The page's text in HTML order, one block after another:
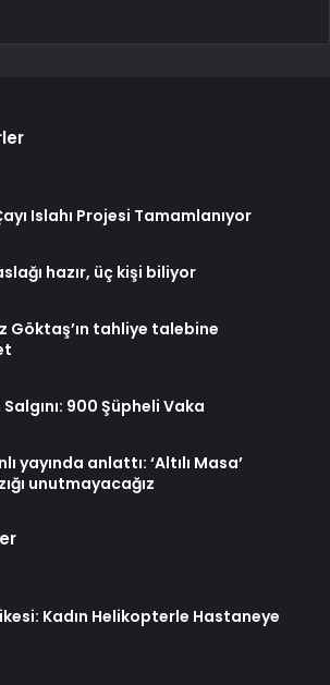
Islahı Projesi Tamamlanıyor
hazır, üç kişi biliyor
Göktaş’ın tahliye talebine
900 Şüpheli Vaka
yayında anlattı: ‘Altılı Masa’
unutmayacağız
Kadın Helikopterle Hastaneye